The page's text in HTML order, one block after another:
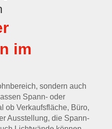
im
sondern auch
Spann- oder
ob Verkaufsfläche, Büro,
Ausstellung, die Spann-